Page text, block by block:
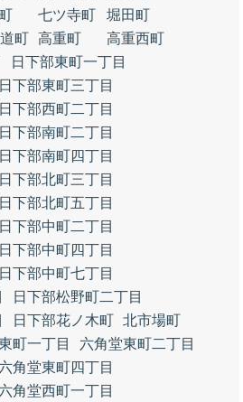
七ツ寺町
堀田町
町 高重町
高重西町
日下部東町一丁目
日下部東町三丁目
日下部西町二丁目
日下部南町二丁目
日下部南町四丁目
日下部北町三丁目
日下部北町五丁目
日下部中町二丁目
日下部中町四丁目
日下部中町七丁目
日下部松野町二丁目
日下部花ノ木町 北市場町
町一丁目
六角堂東町二丁目
六角堂東町四丁目
六角堂西町一丁目